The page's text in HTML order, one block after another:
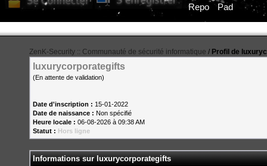
Repo
Pad
ZenK-Security :: Communauté de sécurité informatique / Profil de
luxurycorporategifts
(En attente de validation)
Date d'inscription : 15-01-2022
Date de naissance : Non spécifié
Heure locale : 06-08-2026 à 09:38 AM
Statut : Hors ligne
Informations sur luxurycorporategifts